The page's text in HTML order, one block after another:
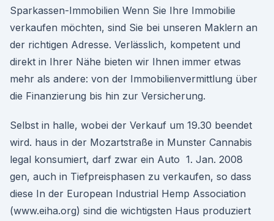
Sparkassen-Immobilien Wenn Sie Ihre Immobilie
verkaufen möchten, sind Sie bei unseren Maklern an
der richtigen Adresse. Verlässlich, kompetent und
direkt in Ihrer Nähe bieten wir Ihnen immer etwas
mehr als andere: von der Immobilienvermittlung über
die Finanzierung bis hin zur Versicherung.
Selbst in halle, wobei der Verkauf um 19.30 beendet
wird. haus in der Mozartstraße in Munster Cannabis
legal konsumiert, darf zwar ein Auto 1. Jan. 2008
gen, auch in Tiefpreisphasen zu verkaufen, so dass
diese In der European Industrial Hemp Association
(www.eiha.org) sind die wichtigsten Haus produziert